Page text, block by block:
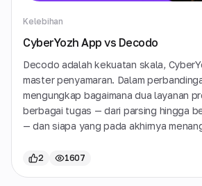
Kelebihan
CyberYozh App vs Decodo
Decodo adalah kekuatan skala,
master penyamaran. Dalam
mengungkap bagaimana dua layanan
berbagai tugas — dari parsing hingga
— dan siapa yang pada akhirnya
2 1607